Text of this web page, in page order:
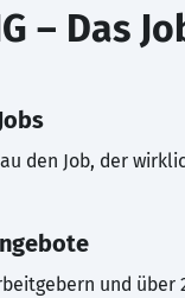
– Das
den Job, der
und über